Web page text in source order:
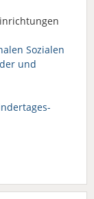
Sozialen
und